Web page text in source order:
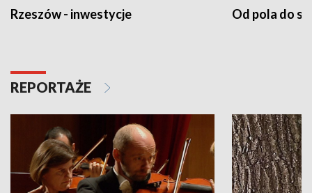
Rzeszów - inwestycje Od pola do
REPORTAŻE